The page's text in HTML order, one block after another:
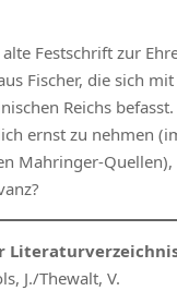
alte Festschrift zur
Fischer, die sich
Reichs
ernst zu nehmen
Mahringer-
J./Thewalt, V.